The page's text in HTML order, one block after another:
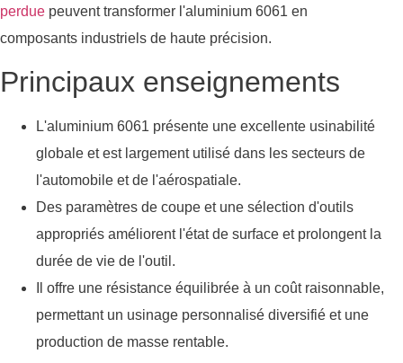
perdue peuvent transformer l'aluminium 6061 en
composants industriels de haute précision.
Principaux enseignements
L'aluminium 6061 présente une excellente usinabilité
globale et est largement utilisé dans les secteurs de
l'automobile et de l'aérospatiale.
Des paramètres de coupe et une sélection d'outils
appropriés améliorent l'état de surface et prolongent la
durée de vie de l'outil.
Il offre une résistance équilibrée à un coût raisonnable,
permettant un usinage personnalisé diversifié et une
production de masse rentable.